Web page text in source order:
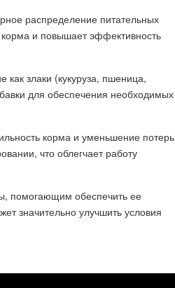
распределение питательных
и повышает эффективность
злаки (кукуруза, пшеница,
для обеспечения необходимых
корма и уменьшение потерь
что облегчает работу
помогающим обеспечить ее
значительно улучшить условия